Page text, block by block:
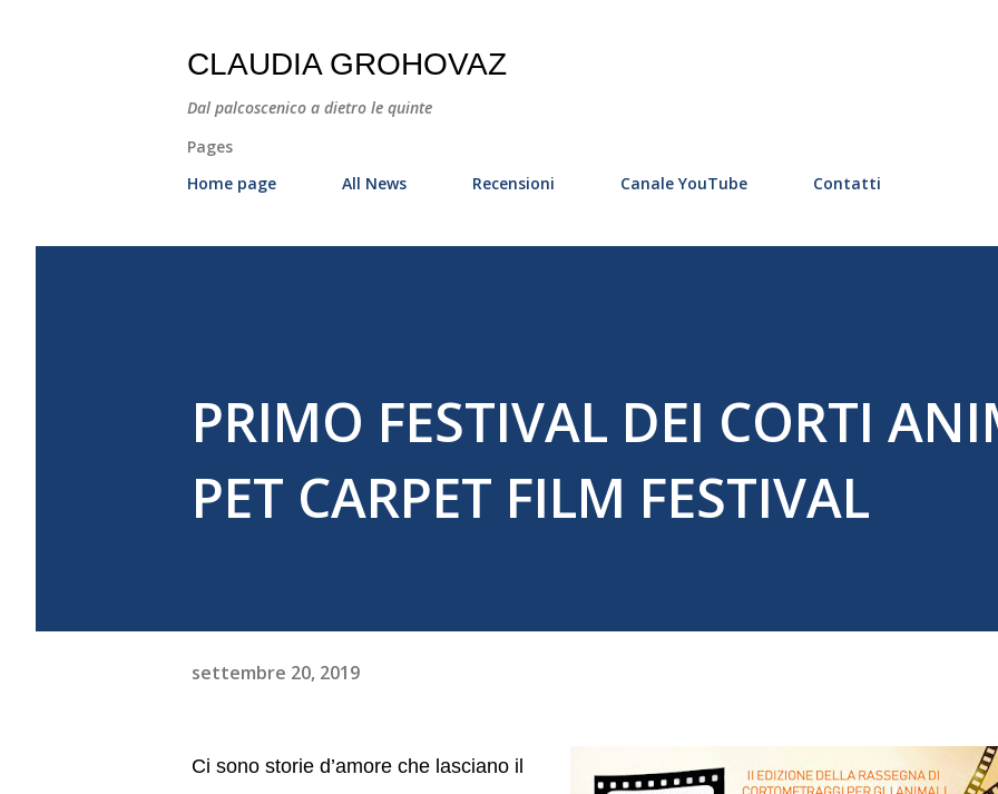
CLAUDIA GROHOVAZ
Dal palcoscenico a dietro le quinte
Pages
Home page
All News Recensioni Canale YouTube Contatti
PRIMO FESTIVAL DEI CORTI
PET CARPET FILM FESTIVAL
settembre 20, 2019
Ci sono storie d’amore che lasciano il